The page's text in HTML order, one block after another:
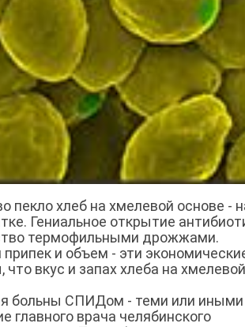
пекло хлеб на хмелевой основе -
Гениальное открытие
термофильными дрожжами.
и объем - эти
вкус и запах хлеба на
больны СПИДом - теми или иными
врача челябинского